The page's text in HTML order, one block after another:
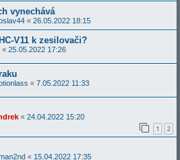
vynechává
« 26.05.2022 18:15
V11 k zesilovači?
« 25.05.2022 17:26
« 7.05.2022 11:33
« 24.04.2022 15:20
1 2
« 15.04.2022 17:35